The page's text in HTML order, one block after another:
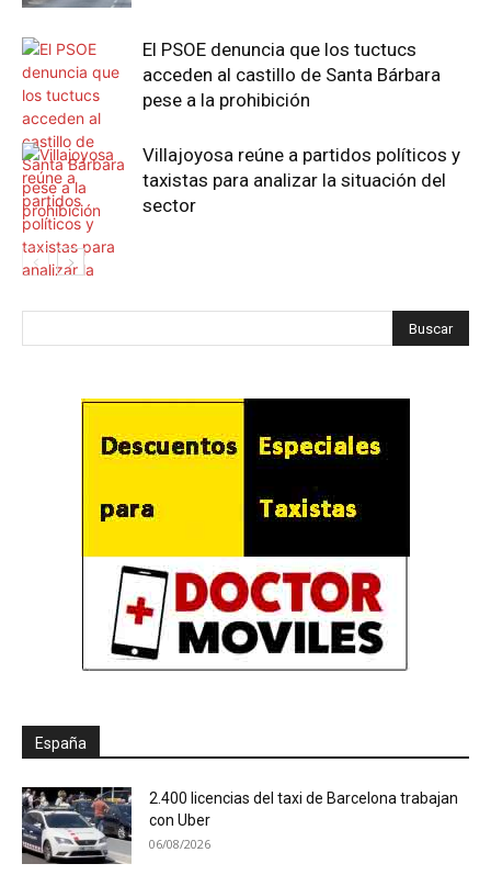
El PSOE denuncia que los tuctucs
acceden al castillo de Santa Bárbara
pese a la prohibición
Villajoyosa reúne a partidos políticos y
taxistas para analizar la situación del
sector
España
2.400 licencias del taxi de Barcelona trabajan
con Uber
06/08/2026